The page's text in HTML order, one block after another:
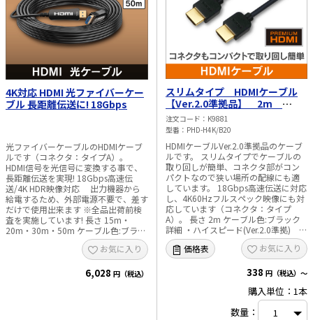
4K対応 HDMI 光ファイバーケー
ブル 長距離伝送に! 18Gbps
光ファイバーケーブルのHDMIケーブ
ルです（コネクタ：タイプA）。
HDMI信号を光信号に変換する事で、
長距離伝送を実現! 18Gbps高速伝
送/4K HDR映像対応 出力機器から
給電するため、外部電源不要で、差す
だけで使用出来ます ※全品出荷前検
査を実施しています! 長さ 15m・
20m・30m・50m ケーブル色:ブラッ
拠) ・4K60Hzフルスペック映像
・Ethernet規格・ディープカラー対
応 ・CEC(各社リンク機能) ■ご注意
■ 当商品は、接続する機器に直接差
お気に入り
6,028 円（税込）
スリムタイプ HDMIケーブル
【Ver.2.0準拠品】 2m
18Gbps 4K60Hz/HDR/ARC/イ
ーサネット対応
注文コード
K9881
型番
PHD-H4K/B20
HDMIケーブルVer.2.0準拠品のケーブ
ルです。 スリムタイプでケーブルの
取り回しが簡単、コネクタ部がコン
パクトなので狭い場所の配線にも適
しています。 18Gbps高速伝送に対応
し、4K60Hzフルスペック映像にも対
応しています（コネクタ：タイプ
A）。 長さ 2m ケーブル色:ブラック
詳細 ・ハイスピード(Ver.2.0準拠)
・4K60Hzフルスペック映像 ・
Ethernet規格 ・フルHD 3D映像、ARC
・ディープカラー対応 ・CEC(各社リ
ンク機能) ・HEAC ・RoHS対応 梱包
価格表 お気に入り
338 円（税込）～
購入単位：1本
数量：